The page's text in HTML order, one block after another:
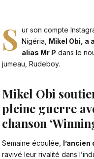
S ur son compte
Nigéria, Mikel Obi, a
alias Mr P dans le
jumeau, Rudeboy.
Mikel Obi
pleine guerre
chanson
Semaine écoulée,
ravivé leur rivalité dans